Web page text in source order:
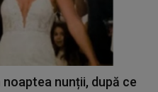
nunții, după ce